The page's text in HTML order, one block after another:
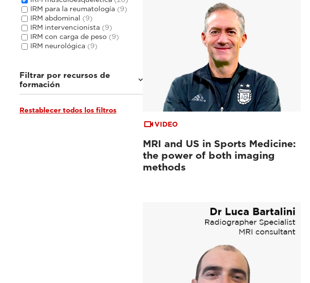
IRM para la reumatología (9)
IRM abdominal (9)
IRM intervencionista (9)
IRM con carga de peso (9)
IRM neurológica (9)
Filtrar por recursos de
formación
Seminarios web y eventos
Restablecer todos los filtros
VIDEO
MRI and US in Sports Medicine:
the power of both imaging
methods